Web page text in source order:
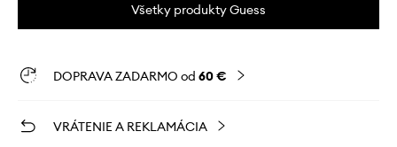
Všetky produkty Guess
DOPRAVA ZADARMO od 60 €
VRÁTENIE A REKLAMÁCIA